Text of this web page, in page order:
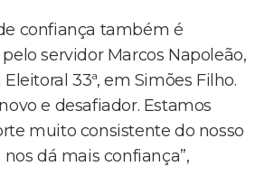
confiança também é
servidor Marcos Napoleão,
33ª, em Simões Filho.
e desafiador. Estamos
muito consistente do nosso
dá mais confiança”,